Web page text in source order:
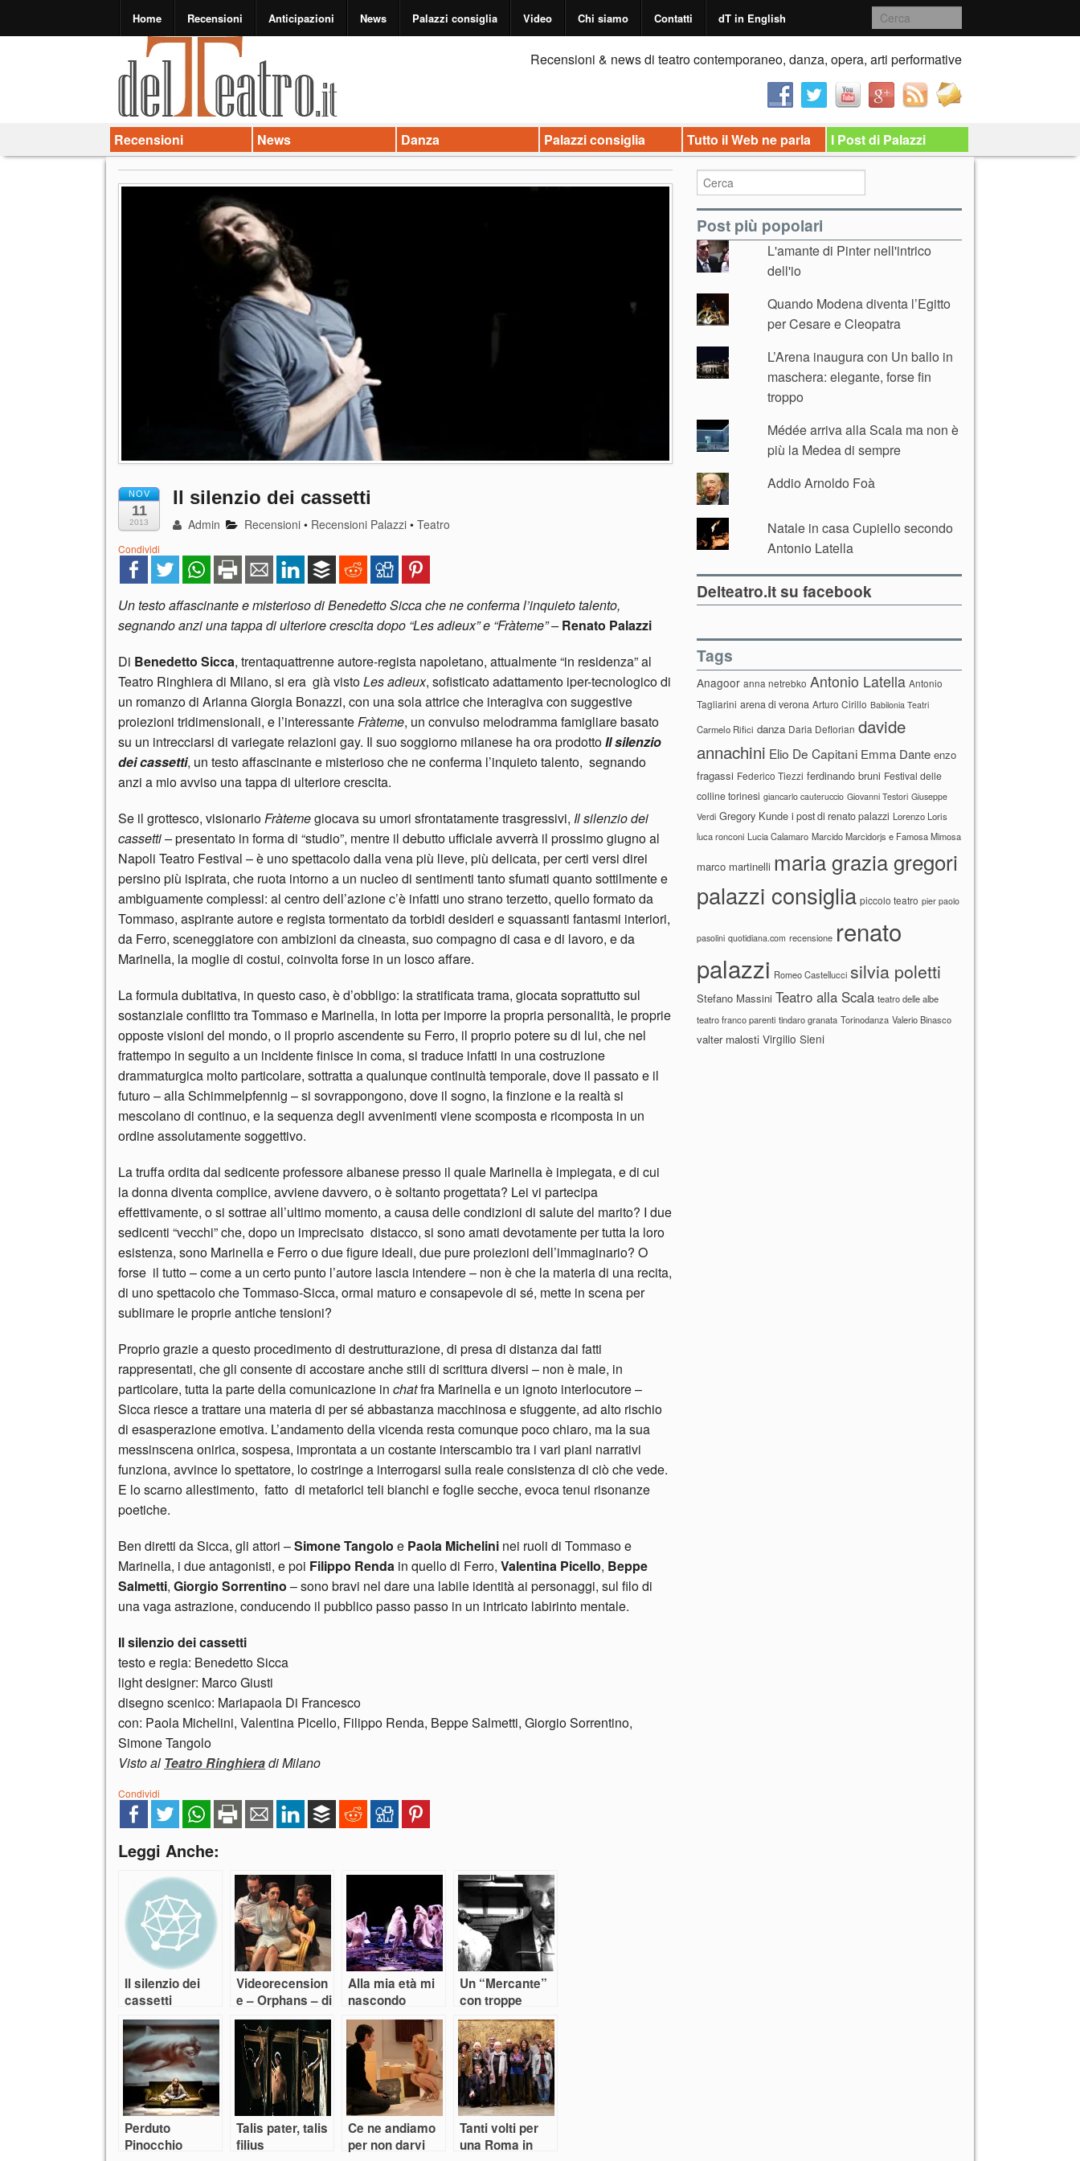
Home Recensioni Anticipazioni News Palazzi consiglia Video Chi siamo Contatti dT in English
Recensioni & news di teatro contemporaneo, danza, opera, arti performative
Recensioni News Danza Palazzi consiglia Tutto il Web ne parla I Post di Palazzi
NOV
11
2013
Il silenzio dei cassetti
Admin Recensioni • Recensioni Palazzi •Teatro
Condividi
Un testo affascinante e misterioso di Benedetto Sicca che ne conferma l’inquieto talento,
segnando anzi una tappa di ulteriore crescita dopo “Les adieux” e “Fràteme” –Renato Palazzi
Di Benedetto Sicca, trentaquattrenne autore-regista napoletano, attualmente “in residenza” al
Teatro Ringhiera di Milano, si era già vistoLes adieux, sofisticato adattamento iper-tecnologico di
un romanzo di Arianna Giorgia Bonazzi, con una sola attrice che interagiva con suggestive
proiezioni tridimensionali, e l’interessanteFràteme, un convulso melodramma famigliare basato
su un intrecciarsi di variegate relazioni gay. Il suo soggiorno milanese ha ora prodottoIl silenzio
dei cassetti, un testo affascinante e misterioso che ne conferma l’inquieto talento, segnando
anzi a mio avviso una tappa di ulteriore crescita.
Se il grottesco, visionarioFràtemegiocava su umori sfrontatamente trasgressivi, Il silenzio dei
cassetti –presentato in forma di “studio”, mentre il debutto ufficiale avverrà il prossimo giugno al
Napoli Teatro Festival – è uno spettacolo dalla vena più lieve, più delicata, per certi versi direi
persino più ispirata, che ruota intorno a un nucleo di sentimenti tanto sfumati quanto sottilmente e
ambiguamente complessi: al centro dell’azione c’è infatti uno strano terzetto, quello formato da
Tommaso, aspirante autore e regista tormentato da torbidi desideri e squassanti fantasmi interiori,
da Ferro, sceneggiatore con ambizioni da cineasta, suo compagno di casa e di lavoro, e da
Marinella, la moglie di costui, coinvolta forse in un losco affare.
La formula dubitativa, in questo caso, è d’obbligo: la stratificata trama, giocata soprattutto sul
sostanziale conflitto tra Tommaso e Marinella, in lotta per imporre la propria personalità, le proprie
opposte visioni del mondo, o il proprio ascendente su Ferro, il proprio potere su di lui, che nel
frattempo in seguito a un incidente finisce in coma, si traduce infatti in una costruzione
drammaturgica molto particolare, sottratta a qualunque continuità temporale, dove il passato e il
futuro – alla Schimmelpfennig – si sovrappongono, dove il sogno, la finzione e la realtà si
mescolano di continuo, e la sequenza degli avvenimenti viene scomposta e ricomposta in un
ordine assolutamente soggettivo.
La truffa ordita dal sedicente professore albanese presso il quale Marinella è impiegata, e di cui
la donna diventa complice, avviene davvero, o è soltanto progettata? Lei vi partecipa
effettivamente, o si sottrae all’ultimo momento, a causa delle condizioni di salute del marito? I due
sedicenti “vecchi” che, dopo un imprecisato distacco, si sono amati devotamente per tutta la loro
esistenza, sono Marinella e Ferro o due figure ideali, due pure proiezioni dell’immaginario? O
forse il tutto – come a un certo punto l’autore lascia intendere – non è che la materia di una recita,
di uno spettacolo che Tommaso-Sicca, ormai maturo e consapevole di sé, mette in scena per
sublimare le proprie antiche tensioni?
Proprio grazie a questo procedimento di destrutturazione, di presa di distanza dai fatti
rappresentati, che gli consente di accostare anche stili di scrittura diversi – non è male, in
particolare, tutta la parte della comunicazione in chatfra Marinella e un ignoto interlocutore –
Sicca riesce a trattare una materia di per sé abbastanza macchinosa e sfuggente, ad alto rischio
di esasperazione emotiva. L’andamento della vicenda resta comunque poco chiaro, ma la sua
messinscena onirica, sospesa, improntata a un costante interscambio tra i vari piani narrativi
funziona, avvince lo spettatore, lo costringe a interrogarsi sulla reale consistenza di ciò che vede.
E lo scarno allestimento, fatto di metaforici teli bianchi e foglie secche, evoca tenui risonanze
poetiche.
Ben diretti da Sicca, gli attori –Simone Tangolo e Paola Michelini nei ruoli di Tommaso e
Marinella, i due antagonisti, e poi Filippo Renda in quello di Ferro, Valentina Picello, Beppe
Salmetti, Giorgio Sorrentino – sono bravi nel dare una labile identità ai personaggi, sul filo di
una vaga astrazione, conducendo il pubblico passo passo in un intricato labirinto mentale.
Il silenzio dei cassetti
testo e regia: Benedetto Sicca
light designer: Marco Giusti
disegno scenico: Mariapaola Di Francesco
con: Paola Michelini, Valentina Picello, Filippo Renda, Beppe Salmetti, Giorgio Sorrentino,
Simone Tangolo
Visto al Teatro Ringhieradi Milano
Condividi
Leggi Anche:
Il silenzio dei
cassetti
Videorecension
e – Orphans – di
Dennis Kely
Alla mia età mi
nascondo
ancora per
fumare
Un “Mercante”
con troppe
licenze
Perduto
Pinocchio
Talis pater, talis
filius
Ce ne andiamo
per non darvi
Tanti volti per
una Roma in
Post più popolari
L'amante di Pinter nell'intrico
dell'io
Quando Modena diventa l’Egitto
per Cesare e Cleopatra
L’Arena inaugura con Un ballo in
maschera: elegante, forse fin
troppo
Médée arriva alla Scala ma non è
più la Medea di sempre
Addio Arnoldo Foà
Natale in casa Cupiello secondo
Antonio Latella
Delteatro.it su facebook
Tags
Anagoor anna netrebko Antonio Latella Antonio
Tagliarini arena di verona Arturo Cirillo Babilonia Teatri
Carmelo Rifici danza Daria Deflorian davide
annachini Elio De Capitani Emma Dante enzo
fragassi Federico Tiezzi ferdinando bruni Festival delle
colline torinesi giancarlo cauteruccio Giovanni Testori Giuseppe
Verdi Gregory Kunde i post di renato palazzi Lorenzo Loris
luca ronconi Lucia Calamaro Marcido Marcidorjs e Famosa Mimosa
marco martinelli maria grazia gregori
palazzi consiglia piccolo teatro pier paolo
pasolini quotidiana.com recensione renato
palazzi Romeo Castellucci silvia poletti
Stefano Massini Teatro alla Scala teatro delle albe
teatro franco parenti tindaro granata Torinodanza Valerio Binasco
valter malosti Virgilio Sieni